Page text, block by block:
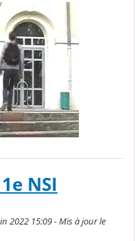
NSI
2022 15:09 - Mis à jour le